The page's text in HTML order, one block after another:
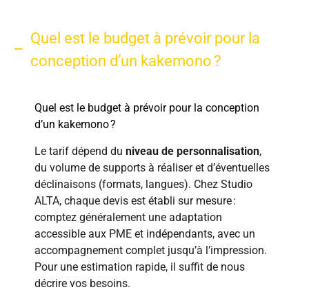
Quel est le budget à prévoir pour la
conception d’un kakemono ?
Quel est le budget à prévoir pour la conception
d’un kakemono ?
Le tarif dépend du niveau de personnalisation,
du volume de supports à réaliser et d’éventuelles
déclinaisons (formats, langues). Chez Studio
ALTA, chaque devis est établi sur mesure :
comptez généralement une adaptation
accessible aux PME et indépendants, avec un
accompagnement complet jusqu’à l’impression.
Pour une estimation rapide, il suffit de nous
décrire vos besoins.